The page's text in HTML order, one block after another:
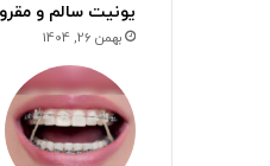
یونیت سالم و
بهمن 26, 1404